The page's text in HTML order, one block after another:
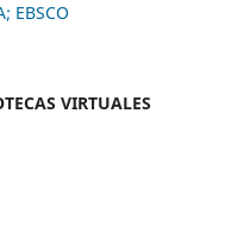
EBSCO
VIRTUALES